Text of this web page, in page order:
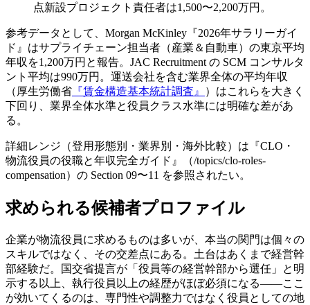
点新設プロジェクト責任者は1,500〜2,200万円。
参考データとして、Morgan McKinley『2026年サラリーガイ
ド』はサプライチェーン担当者（産業＆自動車）の東京平均
年収を1,200万円と報告。JAC Recruitment の SCM コンサルタ
ント平均は990万円。運送会社を含む業界全体の平均年収
（厚生労働省 『賃金構造基本統計調査』
）はこれらを大きく
下回り、業界全体水準と役員クラス水準には明確な差があ
る。
詳細レンジ（登用形態別・業界別・海外比較）は『CLO・
物流役員の役職と年収完全ガイド』（/topics/clo-roles-
compensation）の Section 09〜11 を参照されたい。
求められる候補者プロファイル
企業が物流役員に求めるものは多いが、本当の関門は個々の
スキルではなく、その交差点にある。土台はあくまで経営幹
部経験だ。国交省提言が「役員等の経営幹部から選任」と明
示する以上、執行役員以上の経歴がほぼ必須になる――ここ
が効いてくるのは、専門性や調整力ではなく役員としての地